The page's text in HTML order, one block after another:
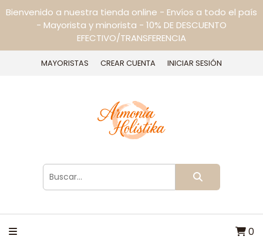
Bienvenido a nuestra tienda online - Envíos a todo el país
- Mayorista y minorista - 10% DE DESCUENTO
EFECTIVO/TRANSFERENCIA
MAYORISTAS CREAR CUENTA INICIAR SESIÓN
0